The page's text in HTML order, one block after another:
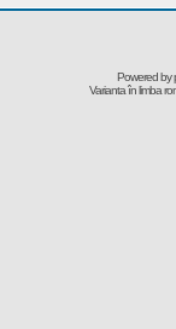
Powered by
Varianta în limba